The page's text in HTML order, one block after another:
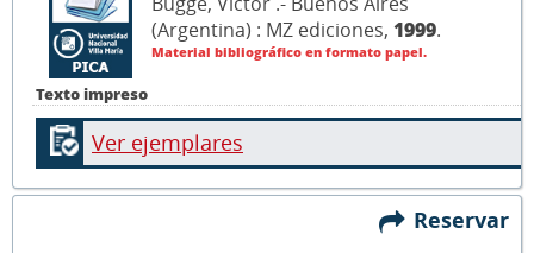
Texto impreso
(Argentina) : MZ ediciones, 1999.
Material bibliográfico en formato papel.
Ver ejemplares
Reservar